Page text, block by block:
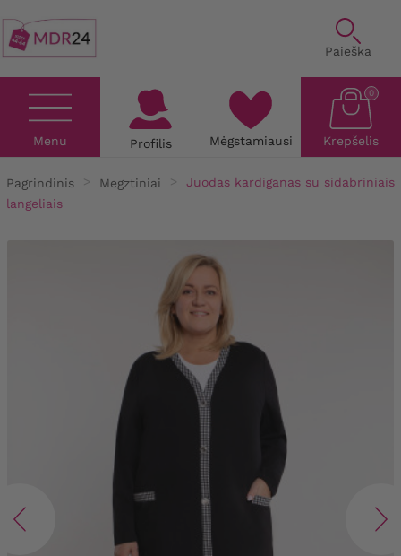
Paieška
Menu Profilis Mėgstamiausi Krepšelis
0
Pagrindinis Megztiniai
Juodas kardiganas su sidabriniais
langeliais